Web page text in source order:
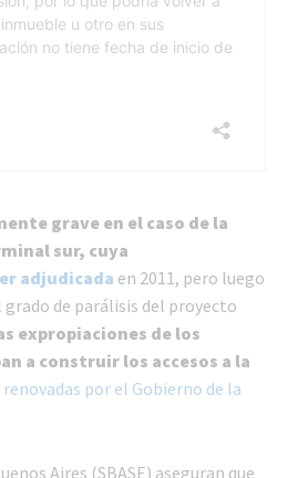
grave en el caso de la
sur, cuya
adjudicada en 2011, pero luego
grado de parálisis del proyecto
expropiaciones de los
a construir los accesos a la
por el Gobierno de la
Aires (SBASE) aseguran que